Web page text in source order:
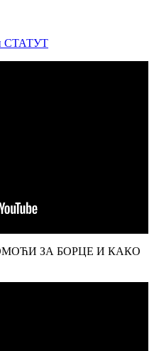
СТАТУТ
ЗА БОРЦЕ И КАКО